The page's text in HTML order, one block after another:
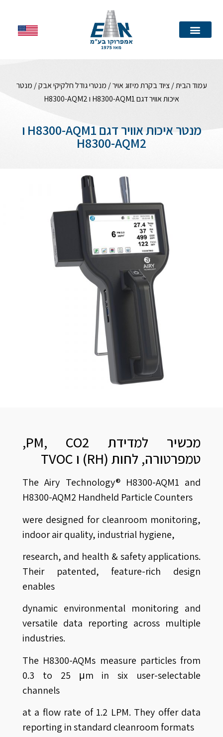
עמוד הבית/ציוד בקרת מיזוג אויר/ מנטרי גודל חלקיקי אבק/ מנטר
איכות אוויר דגם H8300-AQM1 ו H8300-AQM2
מנטר איכות אוויר דגם H8300-AQM1 ו
H8300-AQM2
מכשיר למדידת PM, CO2,
טמפרטורה, לחות (RH) ו TVOC
The Airy Technology® H8300-AQM1 and
H8300-AQM2 Handheld Particle Counters
were designed for cleanroom monitoring,
indoor air quality, industrial hygiene,
research, and health & safety applications.
Their patented, feature-rich design
enables
dynamic environmental monitoring and
versatile data reporting across multiple
industries.
The H8300-AQMs measure particles from
0.3 to 25 μm in six user-selectable
channels
at a flow rate of 1.2 LPM. They offer data
reporting in standard cleanroom formats